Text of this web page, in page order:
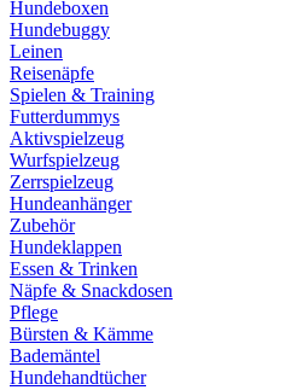
Hundeboxen
Hundebuggy
Leinen
Reisenäpfe
Spielen & Training
Futterdummys
Aktivspielzeug
Wurfspielzeug
Zerrspielzeug
Hundeanhänger
Zubehör
Hundeklappen
Essen & Trinken
Näpfe & Snackdosen
Pflege
Bürsten & Kämme
Bademäntel
Hundehandtücher